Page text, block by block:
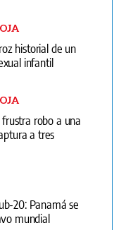
historial de un
infantil
frustra robo a una
a tres
20: Panamá se
mundial